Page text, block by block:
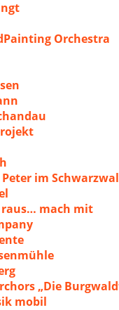
Orchestra
im
mach mit
„Die
mobil